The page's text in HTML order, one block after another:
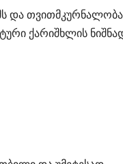
და
ქარიშხლის